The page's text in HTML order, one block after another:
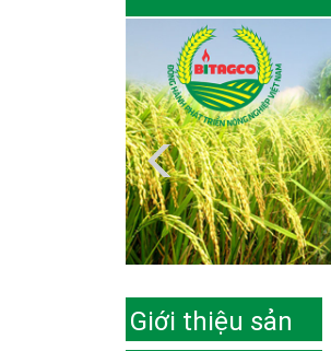
Giới thiệu sản